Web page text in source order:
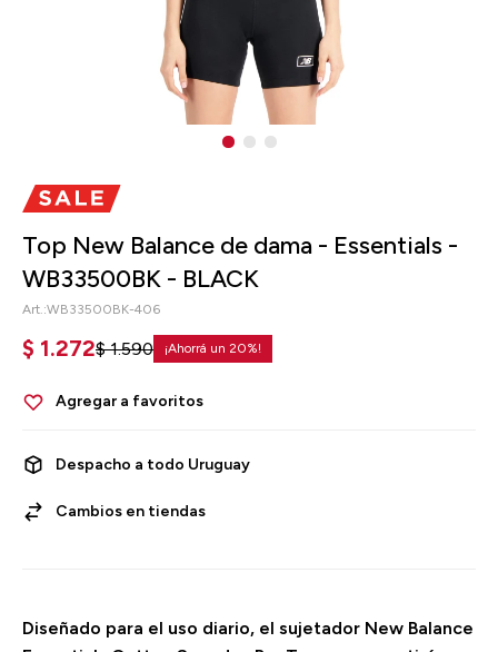
Top New Balance de dama - Essentials -
WB33500BK - BLACK
WB33500BK-406
$ 1.272$ 1.590 20
Despacho a todo Uruguay
Cambios en tiendas
Diseñado para el uso diario, el sujetador New Balance